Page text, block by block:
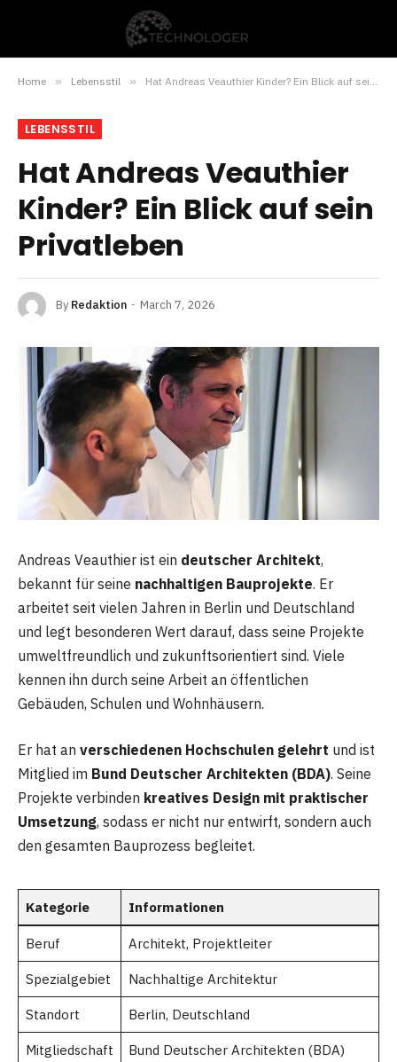
Home » Lebensstil » Hat Andreas Veauthier Kinder? Ein Blick auf sein Privatleben
LEBENSSTIL
Hat Andreas Veauthier
Kinder? Ein Blick auf sein
Privatleben
By Redaktion March 7, 2026
Andreas Veauthier ist ein deutscher Architekt,
bekannt für seine nachhaltigen Bauprojekte. Er
arbeitet seit vielen Jahren in Berlin und Deutschland
und legt besonderen Wert darauf, dass seine Projekte
umweltfreundlich und zukunftsorientiert sind. Viele
kennen ihn durch seine Arbeit an öffentlichen
Gebäuden, Schulen und Wohnhäusern.
Er hat an verschiedenen Hochschulen gelehrt und ist
Mitglied im Bund Deutscher Architekten (BDA). Seine
Projekte verbinden kreatives Design mit praktischer
Umsetzung, sodass er nicht nur entwirft, sondern auch
den gesamten Bauprozess begleitet.
Kategorie Informationen
Beruf Architekt, Projektleiter
Spezialgebiet Nachhaltige Architektur
Standort Berlin, Deutschland
Mitgliedschaft Bund Deutscher Architekten (BDA)